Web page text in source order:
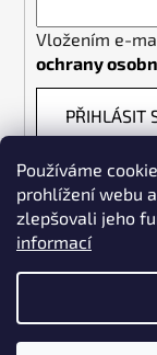
Používáme
prohlížení webu
zlepšovali jeho
informací
Vložením e-
ochrany
PŘIHLÁSIT